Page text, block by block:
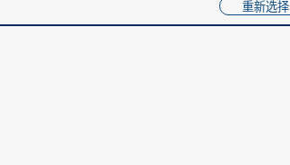
重新选择